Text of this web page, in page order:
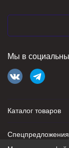
Мы в
Каталог товаров
Спецпредложения